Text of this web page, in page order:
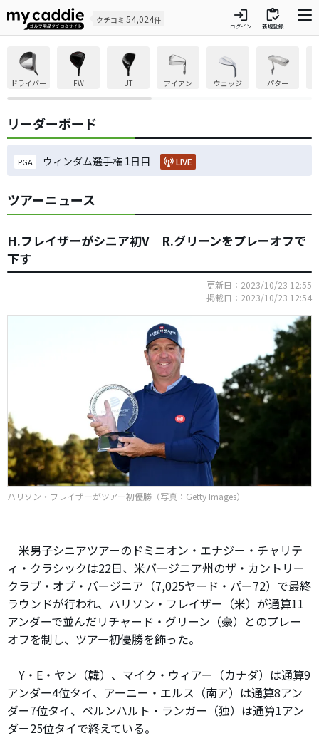
クチコミ 54,024件 login
ログイン
inventory
新規登録
ドライバー FW UT アイアン ウェッジ パター
リーダーボード
PGA ウィンダム選手権 1日目 LIVE
ツアーニュース
H.フレイザーがシニア初V R.グリーンをプレーオフで
下す
更新日：2023/10/23 12:55
掲載日：2023/10/23 12:54
ハリソン・フレイザーがツアー初優勝（写真：Getty Images）
米男子シニアツアーのドミニオン・エナジー・チャリテ
ィ・クラシックは22日、米バージニア州のザ・カントリー
クラブ・オブ・バージニア（7,025ヤード・パー72）で最終
ラウンドが行われ、ハリソン・フレイザー（米）が通算11
アンダーで並んだリチャード・グリーン（豪）とのプレー
オフを制し、ツアー初優勝を飾った。
Y・E・ヤン（韓）、マイク・ウィアー（カナダ）は通算9
アンダー4位タイ、アーニー・エルス（南ア）は通算8アン
ダー7位タイ、ベルンハルト・ランガー（独）は通算1アン
ダー25位タイで終えている。